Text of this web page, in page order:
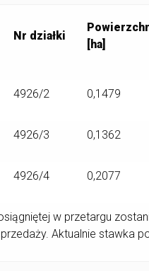
Nr działki
[ha]
4926/2 0,1479
4926/3 0,1362
4926/4 0,2077
w przetargu
Aktualnie stawka